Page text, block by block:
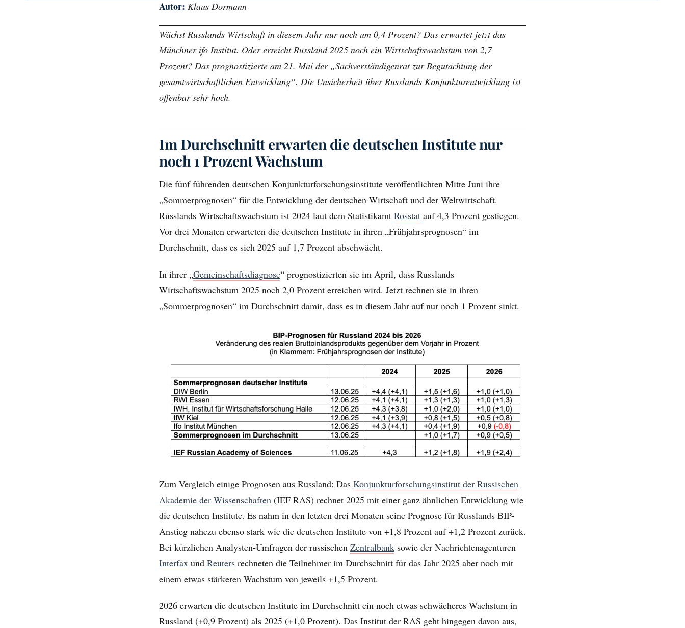
Autor: Klaus Dormann
Wächst Russlands Wirtschaft in diesem Jahr nur noch um 0,4 Prozent? Das erwartet jetzt das
Münchner ifo Institut. Oder erreicht Russland 2025 noch ein Wirtschaftswachstum von 2,7
Prozent? Das prognostizierte am 21. Mai der „Sachverständigenrat zur Begutachtung der
gesamtwirtschaftlichen Entwicklung“. Die Unsicherheit über Russlands Konjunkturentwicklung ist
offenbar sehr hoch.
Im Durchschnitt erwarten die deutschen Institute nur
noch 1 Prozent Wachstum
Die fünf führenden deutschen Konjunkturforschungsinstitute veröffentlichten Mitte Juni ihre
„Sommerprognosen“ für die Entwicklung der deutschen Wirtschaft und der Weltwirtschaft.
Russlands Wirtschaftswachstum ist 2024 laut dem Statistikamt Rosstat auf 4,3 Prozent gestiegen.
Vor drei Monaten erwarteten die deutschen Institute in ihren „Frühjahrsprognosen“ im
Durchschnitt, dass es sich 2025 auf 1,7 Prozent abschwächt.
In ihrer „Gemeinschaftsdiagnose“ prognostizierten sie im April, dass Russlands
Wirtschaftswachstum 2025 noch 2,0 Prozent erreichen wird. Jetzt rechnen sie in ihren
„Sommerprognosen“ im Durchschnitt damit, dass es in diesem Jahr auf nur noch 1 Prozent sinkt.
Zum Vergleich einige Prognosen aus Russland: Das Konjunkturforschungsinstitut der Russischen
Akademie der Wissenschaften (IEF RAS) rechnet 2025 mit einer ganz ähnlichen Entwicklung wie
die deutschen Institute. Es nahm in den letzten drei Monaten seine Prognose für Russlands BIP-
Anstieg nahezu ebenso stark wie die deutschen Institute von +1,8 Prozent auf +1,2 Prozent zurück.
Bei kürzlichen Analysten-Umfragen der russischen Zentralbank sowie der Nachrichtenagenturen
Interfax und Reuters rechneten die Teilnehmer im Durchschnitt für das Jahr 2025 aber noch mit
einem etwas stärkeren Wachstum von jeweils +1,5 Prozent.
2026 erwarten die deutschen Institute im Durchschnitt ein noch etwas schwächeres Wachstum in
Russland (+0,9 Prozent) als 2025 (+1,0 Prozent). Das Institut der RAS geht hingegen davon aus,